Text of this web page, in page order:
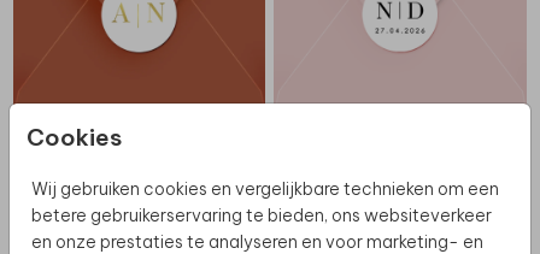
Cookies
Wij gebruiken cookies en vergelijkbare technieken om een
betere gebruikerservaring te bieden, ons websiteverkeer
en onze prestaties te analyseren en voor marketing- en
GOUDFOLIE